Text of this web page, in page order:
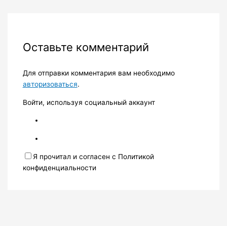
Оставьте комментарий
Для отправки комментария вам необходимо
авторизоваться.
Войти, используя социальный аккаунт
Я прочитал и согласен с Политикой
конфиденциальности